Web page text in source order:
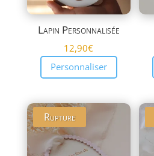
Lapin Personnalisée
12,90€
Personnaliser
Rupture